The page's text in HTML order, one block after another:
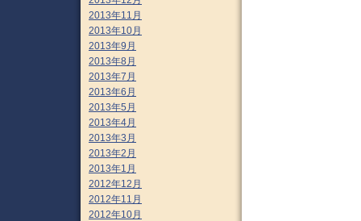
2013年11月
2013年10月
2013年9月
2013年8月
2013年7月
2013年6月
2013年5月
2013年4月
2013年3月
2013年2月
2013年1月
2012年12月
2012年11月
2012年10月